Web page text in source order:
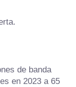
de banda
en 2023 a 65